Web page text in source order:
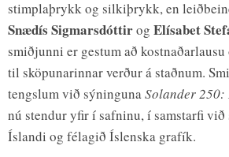
stimplaþrykk og silkiþrykk, en
Snædís Sigmarsdóttirog Elísabet
smiðjunni er gestum að
til sköpunarinnar verður á staðnum.
tengslum við sýningunaSolander
nú stendur yfir í safninu, í samstarfi
Íslandi og félagið Íslenska grafík.